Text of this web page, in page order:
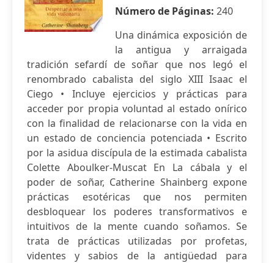
Número de Páginas: 240
Una dinámica exposición de
la antigua y arraigada
tradición sefardí de soñar que nos legó el
renombrado cabalista del siglo XIII Isaac el
Ciego • Incluye ejercicios y prácticas para
acceder por propia voluntad al estado onírico
con la finalidad de relacionarse con la vida en
un estado de conciencia potenciada • Escrito
por la asidua discípula de la estimada cabalista
Colette Aboulker-Muscat En La cábala y el
poder de soñar, Catherine Shainberg expone
prácticas esotéricas que nos permiten
desbloquear los poderes transformativos e
intuitivos de la mente cuando soñamos. Se
trata de prácticas utilizadas por profetas,
videntes y sabios de la antigüedad para